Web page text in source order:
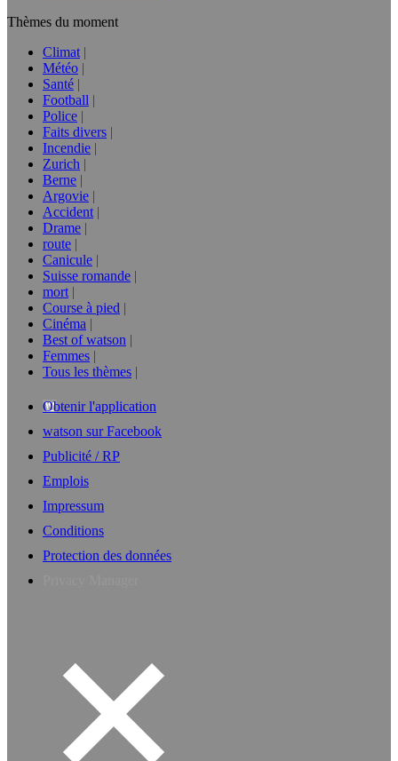
Thèmes du moment
Climat
Météo
Santé
Football
Police
Faits divers
Incendie
Zurich
Berne
Argovie
Accident
Drame
route
Canicule
Suisse romande
mort
Course à pied
Cinéma
Best of watson
Femmes
Tous les thèmes
Obtenir l'application
watson sur Facebook
Publicité / RP
Emplois
Impressum
Conditions
Protection des données